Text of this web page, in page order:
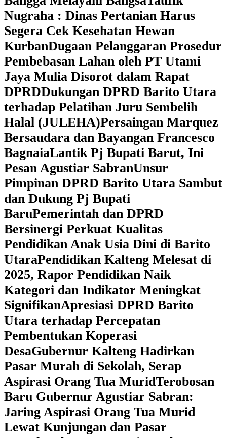
Nugraha : Dinas Pertanian Harus
Segera Cek Kesehatan Hewan
KurbanDugaan Pelanggaran Prosedur
Pembebasan Lahan oleh PT Utami
Jaya Mulia Disorot dalam Rapat
DPRDDukungan DPRD Barito Utara
terhadap Pelatihan Juru Sembelih
Halal (JULEHA)Persaingan Marquez
Bersaudara dan Bayangan Francesco
BagnaiaLantik Pj Bupati Barut, Ini
Pesan Agustiar SabranUnsur
Pimpinan DPRD Barito Utara Sambut
dan Dukung Pj Bupati
BaruPemerintah dan DPRD
Bersinergi Perkuat Kualitas
Pendidikan Anak Usia Dini di Barito
Utara‎Pendidikan Kalteng Melesat di
2025, Rapor Pendidikan Naik
Kategori dan Indikator Meningkat
SignifikanApresiasi DPRD Barito
Utara terhadap Percepatan
Pembentukan Koperasi
Desa‎Gubernur Kalteng Hadirkan
Pasar Murah di Sekolah, Serap
Aspirasi Orang Tua Murid‎Terobosan
Baru Gubernur Agustiar Sabran:
Jaring Aspirasi Orang Tua Murid
Lewat Kunjungan dan Pasar